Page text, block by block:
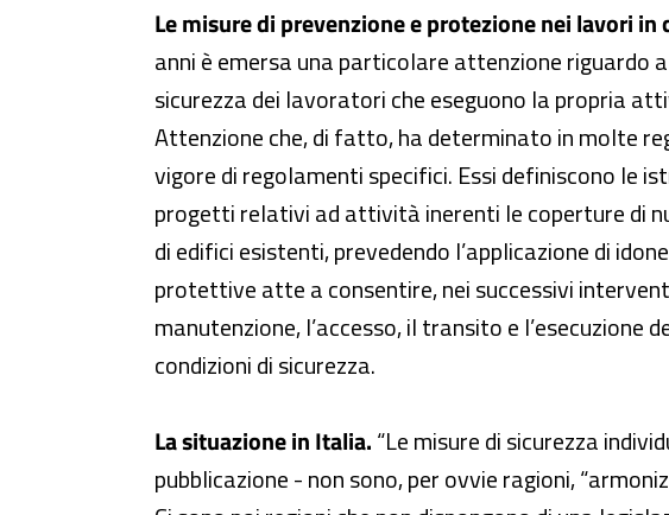
“Esecuzione in sicurezza dei lavori in
Le misure di prevenzione e protezione nei lavori in
anni è emersa una particolare attenzione riguardo
sicurezza dei lavoratori che eseguono la propria
Attenzione che, di fatto, ha determinato in molte
vigore di regolamenti specifici. Essi definiscono le
progetti relativi ad attività inerenti le coperture di
di edifici esistenti, prevedendo l’applicazione di
protettive atte a consentire, nei successivi
manutenzione, l’accesso, il transito e l’esecuzione
condizioni di sicurezza.
La situazione in Italia.“Le misure di sicurezza
pubblicazione - non sono, per ovvie ragioni,